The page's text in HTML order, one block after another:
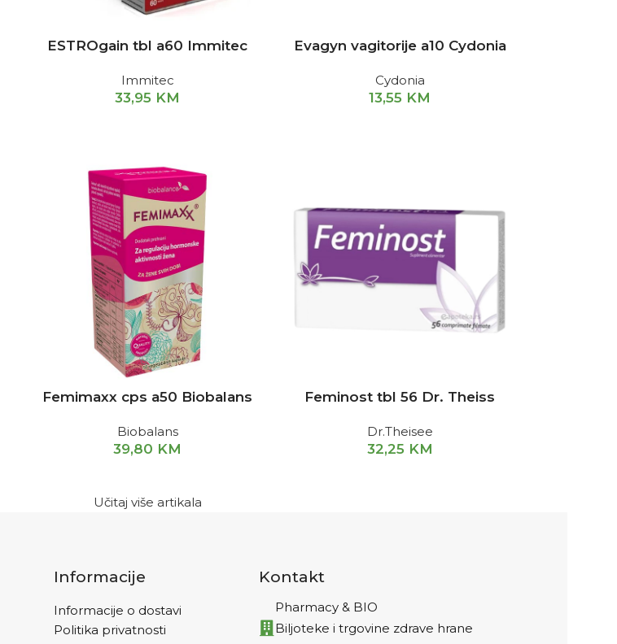
ESTROgain tbl a60 Immitec
Immitec
33,95 KM
Evagyn vagitorije a10 Cydonia
Cydonia
13,55 KM
Femimaxx cps a50 Biobalans
Biobalans
39,80 KM
Feminost tbl 56 Dr. Theiss
Dr.Theisee
32,25 KM
Učitaj više artikala
Informacije
Informacije o dostavi
Politika privatnosti
Kontakt
Pharmacy & BIO
Biljoteke i trgovine zdrave hrane